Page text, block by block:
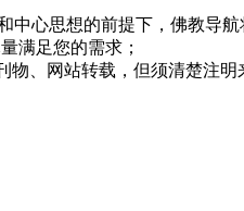
心思想的前提下，佛教导
满足您的需求；
、网站转载，但须清楚注明